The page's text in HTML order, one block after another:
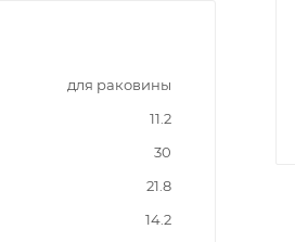
для раковины
11.2
30
21.8
14.2